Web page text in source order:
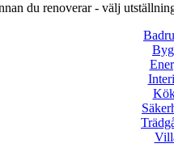
du renoverar - välj